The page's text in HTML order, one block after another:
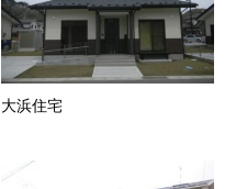
大浜住宅